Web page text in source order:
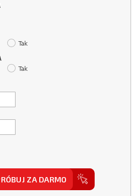
Tak
Tak
ZA DARMO